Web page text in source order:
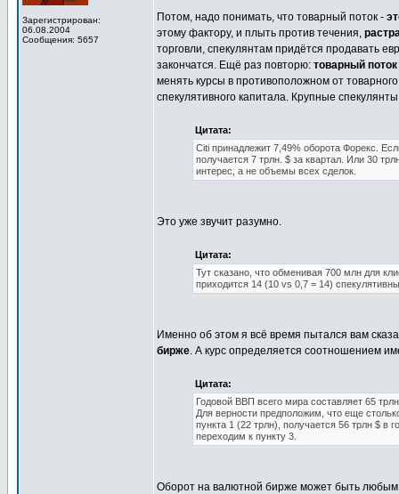
Зарегистрирован:
06.08.2004
Сообщения: 5657
Потом, надо понимать, что товарный поток -
этому фактору, и плыть против течения,
торговли, спекулянтам придётся продавать
закончатся. Ещё раз повторю: товарный
менять курсы в противоположном от
спекулятивного капитала. Крупные
Цитата:
Citi принадлежит 7,49% оборота Форекс.
получается 7 трлн. $ за квартал. Или 30
интерес, а не объемы всех сделок.
Это уже звучит разумно.
Цитата:
Тут сказано, что обменивая 700 млн для
приходится 14 (10 vs 0,7 = 14)
Именно об этом я всё время пытался вам
бирже. А курс определяется соотношением
Цитата:
Годовой ВВП всего мира составляет 65
Для верности предположим, что еще
пункта 1 (22 трлн), получается 56 трлн $
переходим к пункту 3.
Оборот на валютной бирже может быть